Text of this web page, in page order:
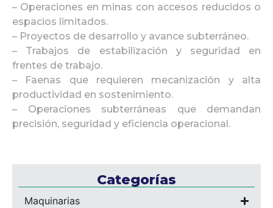
– Operaciones en minas con accesos reducidos o
espacios limitados.
– Proyectos de desarrollo y avance subterráneo.
– Trabajos de estabilización y seguridad en
frentes de trabajo.
– Faenas que requieren mecanización y alta
productividad en sostenimiento.
– Operaciones subterráneas que demandan
precisión, seguridad y eficiencia operacional.
Categorías
Maquinarias